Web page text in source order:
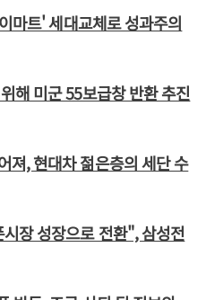
트' 세대교체로 성과주의
해 미군 55보급창 반환 추진
, 현대차 젊은층의 세단 수
장 성장으로 전환", 삼성전